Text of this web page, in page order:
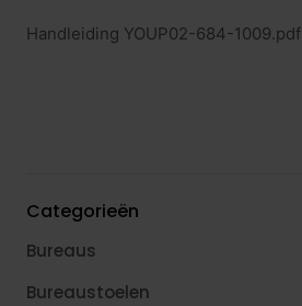
Handleiding YOUP02-684-1009.pdf
Categorieën
Bureaus
Bureaustoelen